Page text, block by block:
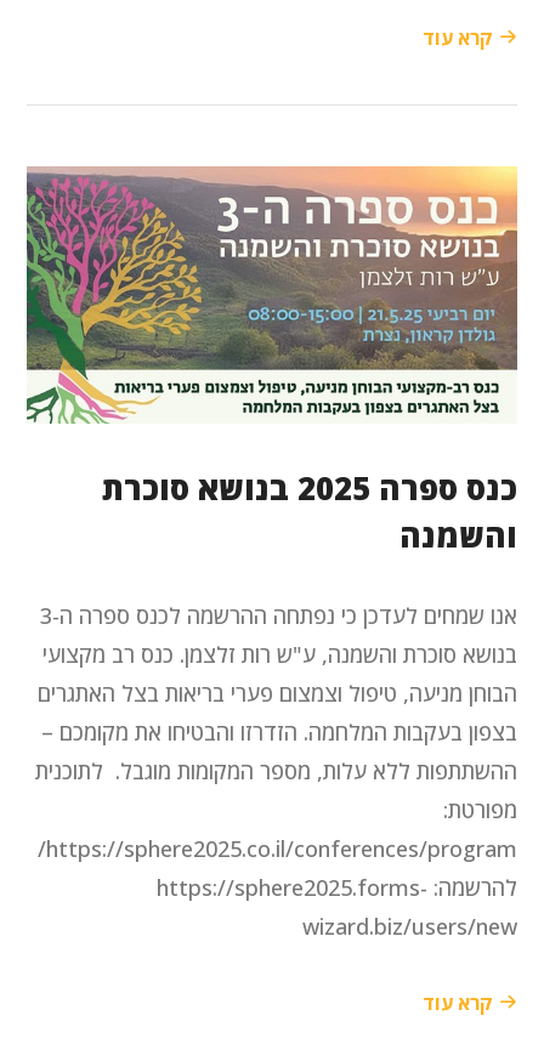
קרא עוד
כנס ספרה 2025 בנושא סוכרת
והשמנה
אנו שמחים לעדכן כי נפתחה ההרשמה לכנס ספרה ה-3
בנושא סוכרת והשמנה, ע"ש רות זלצמן. כנס רב מקצועי
הבוחן מניעה, טיפול וצמצום פערי בריאות בצל האתגרים
בצפון בעקבות המלחמה. הזדרזו והבטיחו את מקומכם –
ההשתתפות ללא עלות, מספר המקומות מוגבל. לתוכנית
מפורטת:
https://sphere2025.co.il/conferences/program/
להרשמה: https://sphere2025.forms-
wizard.biz/users/new
קרא עוד